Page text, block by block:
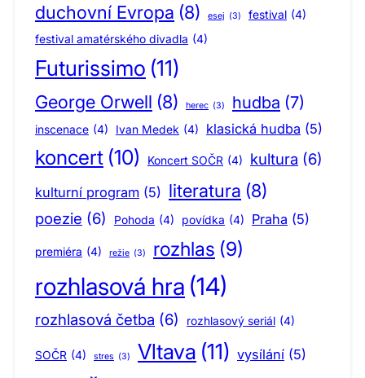
duchovní Evropa (8) esej (3) festival (4)
festival amatérského divadla (4)
Futurissimo (11)
George Orwell (8) herec (3) hudba (7)
inscenace (4) Ivan Medek (4) klasická hudba (5)
koncert (10) Koncert SOČR (4) kultura (6)
kulturní program (5) literatura (8)
poezie (6) Pohoda (4) povídka (4) Praha (5)
premiéra (4) režie (3) rozhlas (9)
rozhlasová hra (14)
rozhlasová četba (6) rozhlasový seriál (4)
SOČR (4) stres (3) Vltava (11) vysílání (5)